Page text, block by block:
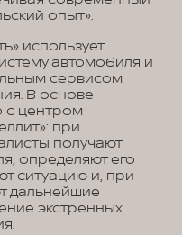
опыт».
использует
автомобиля и
сервисом
В основе
с центром
при
получают
определяют его
ситуацию и, при
дальнейшие
экстренных